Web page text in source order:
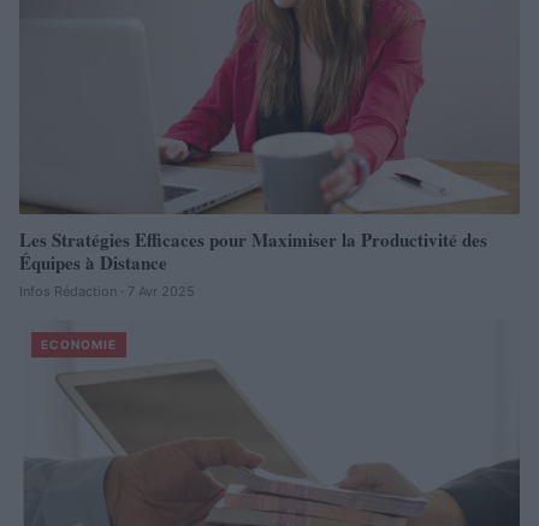
Les Stratégies Efficaces pour Maximiser la Productivité des
Équipes à Distance
Infos Rédaction · 7 Avr 2025
ECONOMIE